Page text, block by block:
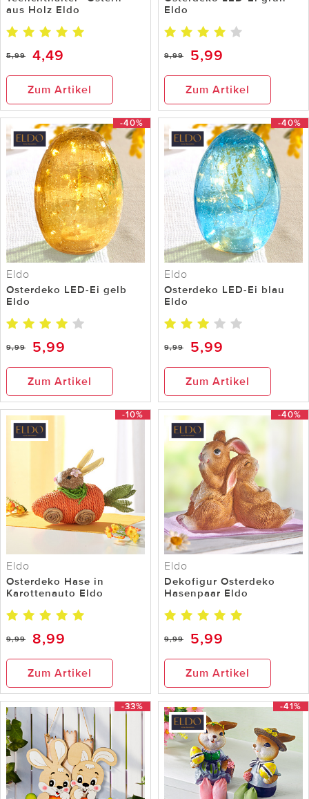
aus Holz Eldo
5,99 4,49
Zum Artikel
Eldo
9,99 5,99
Zum Artikel
-40%
Eldo
Osterdeko LED-Ei gelb
Eldo
9,99 5,99
Zum Artikel
-40%
Eldo
Osterdeko LED-Ei blau
Eldo
9,99 5,99
Zum Artikel
-10%
Eldo
Osterdeko Hase in
Karottenauto Eldo
9,99 8,99
Zum Artikel
-40%
Eldo
Dekofigur Osterdeko
Hasenpaar Eldo
9,99 5,99
Zum Artikel
-33% -41%